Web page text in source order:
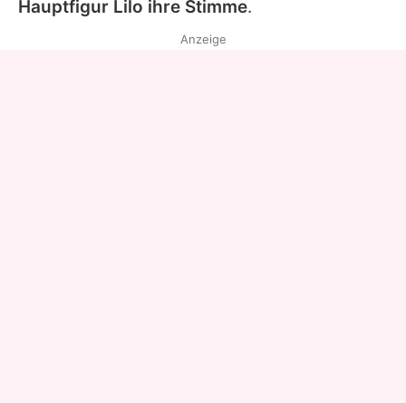
Hauptfigur Lilo ihre Stimme.
Anzeige